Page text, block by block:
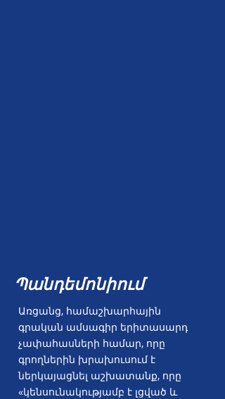
Պանդեմոնիում
Առցանց, համաշխարհային
գրական ամսագիր երիտասարդ
չափահասների համար, որը
գրողներին խրախուսում է
ներկայացնել աշխատանք, որը
«կենսունակությամբ է լցված և